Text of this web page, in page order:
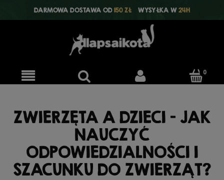
DARMOWA DOSTAWA OD150 ZŁ WYSYŁKA W24H
ZWIERZĘTA A DZIECI – JAK
NAUCZYĆ
ODPOWIEDZIALNOŚCI I
SZACUNKU DO ZWIERZĄT?